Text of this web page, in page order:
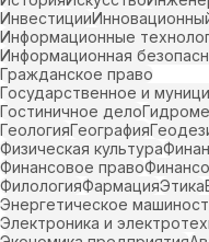
Инвестиции
Информационные
Информационная
Гражданское право
Государственное и
Гостиничное дело
ГеологияГеография
Физическая культура
Финансовое право
ФилологияФармацияЭтика
Энергетическое
Электроника и